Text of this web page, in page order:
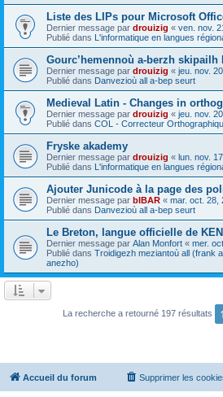
Liste des LIPs pour Microsoft
Dernier message par drouizig « ven. nov.
Publié dans L'informatique en langues
Gourc’hemennoù a-berzh skipailh
Dernier message par drouizig « jeu. nov.
Publié dans Danvezioù all a-bep seurt
Medieval Latin - Changes in
Dernier message par drouizig « jeu. nov.
Publié dans COL - Correcteur
Fryske akademy
Dernier message par drouizig « lun. nov.
Publié dans L'informatique en langues
Ajouter Junicode à la page des
Dernier message par bIBAR « mar. oct. 28,
Publié dans Danvezioù all a-bep seurt
Le Breton, langue officielle de
Dernier message par Alan Monfort « mer.
Publié dans Troidigezh meziantoù all (frank
anezho)
La recherche a retourné 197 résultats 1
Accueil du forum Supprimer les